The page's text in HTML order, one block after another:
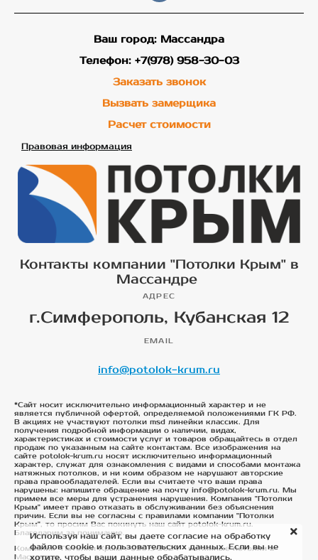
Ваш город: Массандра
Телефон: +7(978) 958-30-03
Заказать звонок
Вызвать замерщика
Расчет стоимости
Правовая информация
Контакты компании "Потолки Крым" в
Массандре
АДРЕС
г.Симферополь, Кубанская 12
EMAIL
info@potolok-krum.ru
*Сайт носит исключительно информационный характер и не
является публичной офертой, определяемой положениями ГК РФ.
В акциях не участвуют потолки msd линейки классик. Для
получения подробной информации о наличии, видах,
характеристиках и стоимости услуг и товаров обращайтесь в отдел
продаж по указанным на сайте контактам. Все изображения на
сайте potolok-krum.ru носят исключительно информационный
характер, служат для ознакомления с видами и способами монтажа
натяжных потолков, и ни коим образом не нарушают авторские
права правообладателей. Если вы считаете что ваши права
нарушены: напишите обращение на почту info@potolok-krum.ru. Мы
примем все меры для устранения нарушения. Компания "Потолки
Крым" имеет право отказать в обслуживании без объяснения
причин. Если вы не согласны с правилами компании "Потолки
Крым", то просим Вас покинуть наш сайт potolok-krum.ru.
Благодарим за понимание.
Компания "Потолки Крым". ©2015-2024 - натяжные потолки в
Массандре
Используя наш сайт, вы даете согласие на обработку
файлов cookie и пользовательских данных. Если вы не
хотите, чтобы ваши данные обрабатывались,